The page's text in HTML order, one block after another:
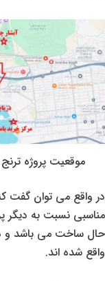
موقعیت پروژه
در واقع می توان گفت
مناسبی نسبت به دیگر
حال ساخت می باشد و
واقع شده اند.